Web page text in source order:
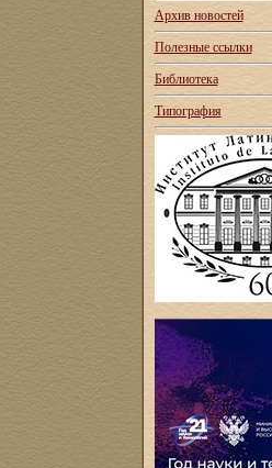
Архив новостей
Полезные ссылки
Библиотека
Типография